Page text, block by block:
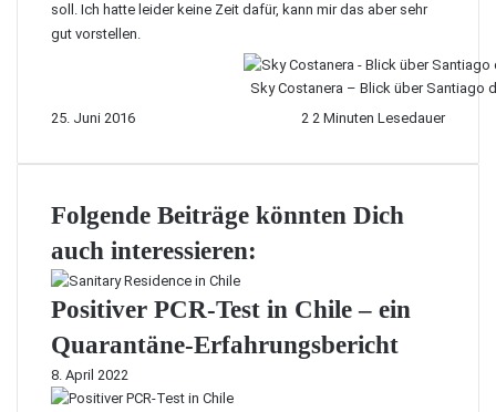
soll. Ich hatte leider keine Zeit dafür, kann mir das aber sehr
gut vorstellen.
Sky Costanera – Blick über Santiago
25. Juni 2016
2 2 Minuten Lesedauer
Folgende Beiträge könnten Dich
auch interessieren:
Positiver PCR-Test in Chile – ein
Quarantäne-Erfahrungsbericht
8. April 2022